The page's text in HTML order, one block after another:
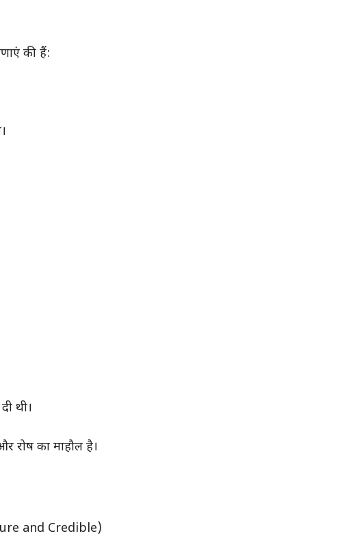
की हैं:
थी।
रोष का माहौल है।
and Credible)